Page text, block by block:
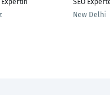
Expertin
SEO
New Delhi